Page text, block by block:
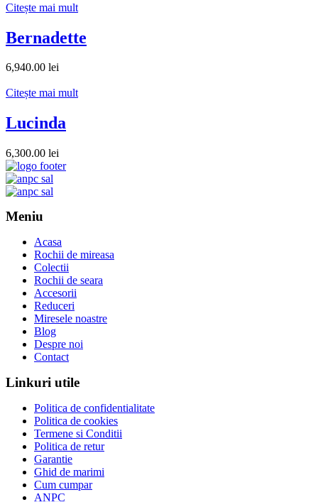
Citește mai mult
Bernadette
6,940.00 lei
Citește mai mult
Lucinda
6,300.00 lei
Meniu
Acasa
Rochii de mireasa
Colectii
Rochii de seara
Accesorii
Reduceri
Miresele noastre
Blog
Despre noi
Contact
Linkuri utile
Politica de confidentialitate
Politica de cookies
Termene si Conditii
Politica de retur
Garantie
Ghid de marimi
Cum cumpar
ANPC